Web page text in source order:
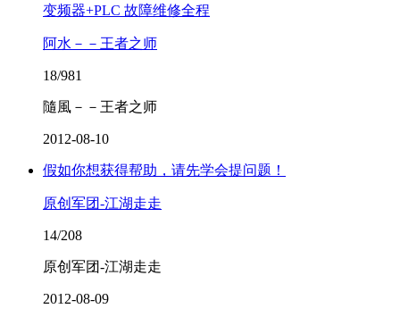
变频器+PLC 故障维修全程
阿水－－王者之师
18/981
隨風－－王者之师
2012-08-10
假如你想获得帮助，请先学会提问题！
原创军团-江湖走走
14/208
原创军团-江湖走走
2012-08-09